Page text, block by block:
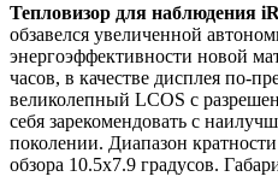
Тепловизор для наблюдения
обзавелся увеличенной
энергоэффективности новой
часов, в качестве дисплея по-
великолепный LCOS с
себя зарекомендовать с
поколении. Диапазон
обзора 10.5x7.9 градусов.